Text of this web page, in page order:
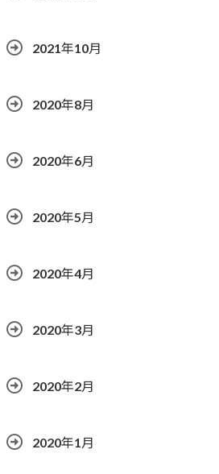
2021年10月
2020年8月
2020年6月
2020年5月
2020年4月
2020年3月
2020年2月
2020年1月